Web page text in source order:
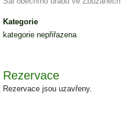
Kategorie
kategorie nepřiřazena
Rezervace
Rezervace jsou uzavřeny.